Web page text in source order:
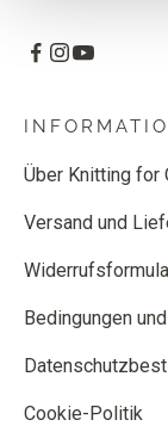
Über Knitting for
Versand und
Bedingungen
Cookie-Politik